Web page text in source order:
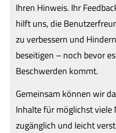
Ihren Hinweis. Ihr
hilft uns, die
zu verbessern und
beseitigen – noch bevor
Beschwerden kommt.
Gemeinsam können wir
Inhalte für möglichst viele
zugänglich und leicht